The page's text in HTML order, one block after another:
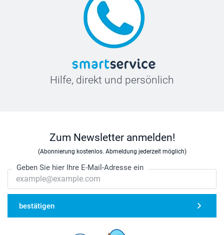
Hilfe, direkt und persönlich
Zum Newsletter anmelden!
(Abonnierung kostenlos. Abmeldung jederzeit möglich)
Geben Sie hier Ihre E-Mail-Adresse ein
bestätigen